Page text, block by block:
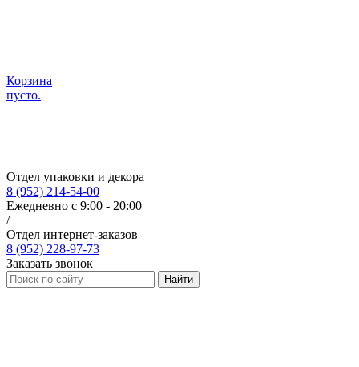
Корзина
пусто.
Отдел упаковки и декора
8 (952) 214-54-00
Ежедневно с 9:00 - 20:00
/
Отдел интернет-заказов
8 (952) 228-97-73
Заказать звонок
Найти